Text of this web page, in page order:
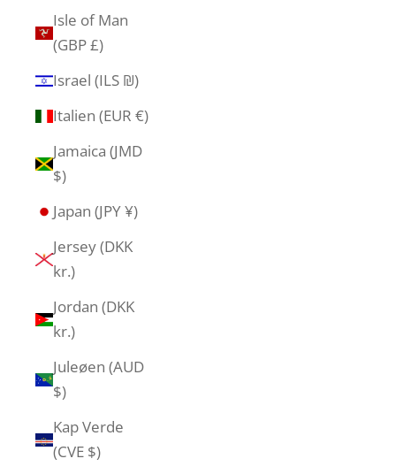
Isle of Man
(GBP £)
Israel (ILS ₪)
Italien (EUR €)
Jamaica (JMD
$)
Japan (JPY ¥)
Jersey (DKK
kr.)
Jordan (DKK
kr.)
Juleøen (AUD
$)
Kap Verde
(CVE $)